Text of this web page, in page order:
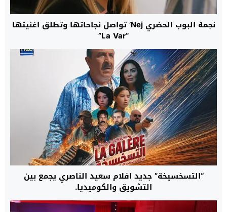
نجمة البوب الحضري Nej’ تواصل نجاحاتها وتطلق اغنيتها
“La Var”
“التسخسيخة” جديد افلام سعيد الناصري يجمع بين
التشويق والكوميديا.